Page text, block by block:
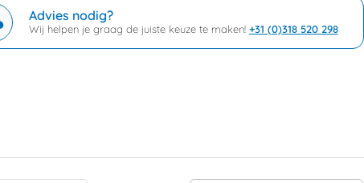
Advies nodig?
Wij helpen je graag de juiste keuze te maken! +31 (0)318 520 298